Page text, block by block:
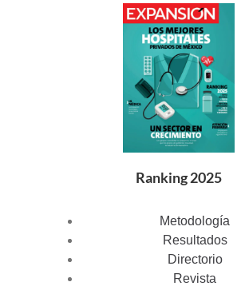
Ranking 2025
Metodología
Resultados
Directorio
Revista